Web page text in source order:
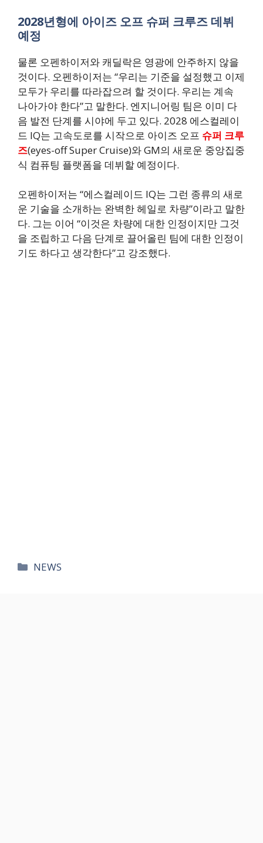
2028년형에 아이즈 오프 슈퍼 크루즈 데뷔
예정
물론 오펜하이저와 캐딜락은 영광에 안주하지 않을
것이다. 오펜하이저는 “우리는 기준을 설정했고 이제
모두가 우리를 따라잡으려 할 것이다. 우리는 계속
나아가야 한다”고 말한다. 엔지니어링 팀은 이미 다
음 발전 단계를 시야에 두고 있다. 2028 에스컬레이
드 IQ는 고속도로를 시작으로 아이즈 오프 슈퍼 크루
즈(eyes-off Super Cruise)와 GM의 새로운 중앙집중
식 컴퓨팅 플랫폼을 데뷔할 예정이다.
오펜하이저는 “에스컬레이드 IQ는 그런 종류의 새로
운 기술을 소개하는 완벽한 헤일로 차량”이라고 말한
다. 그는 이어 “이것은 차량에 대한 인정이지만 그것
을 조립하고 다음 단계로 끌어올린 팀에 대한 인정이
기도 하다고 생각한다”고 강조했다.
카
NEWS